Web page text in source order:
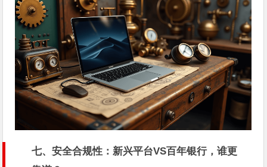
七、安全合规性：新兴平台VS百年银行，谁更